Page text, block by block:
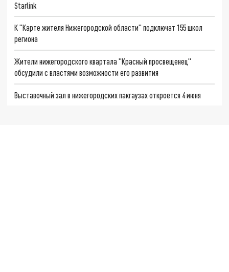
Starlink
К "Карте жителя Нижегородской области" подключат 155 школ
региона
Жители нижегородского квартала "Красный просвещенец"
обсудили с властями возможности его развития
Выставочный зал в нижегородских пакгаузах откроется 4 июня